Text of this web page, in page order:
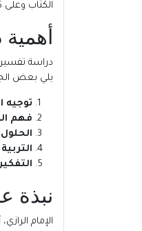
الكتاب وعلى
دراسة تفسير
يلي بعض
توجيه
فهم
نبذة
الإمام الرازي